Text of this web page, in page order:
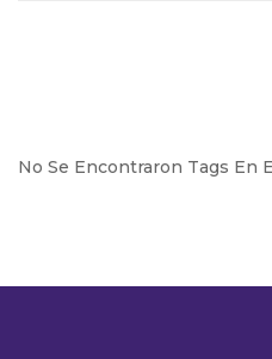
No Se Encontraron Tags En